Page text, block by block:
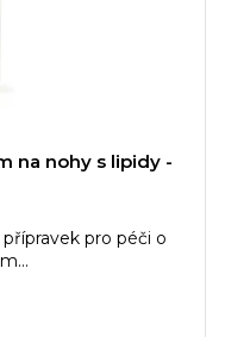
na nohy s lipidy -
pro péči o